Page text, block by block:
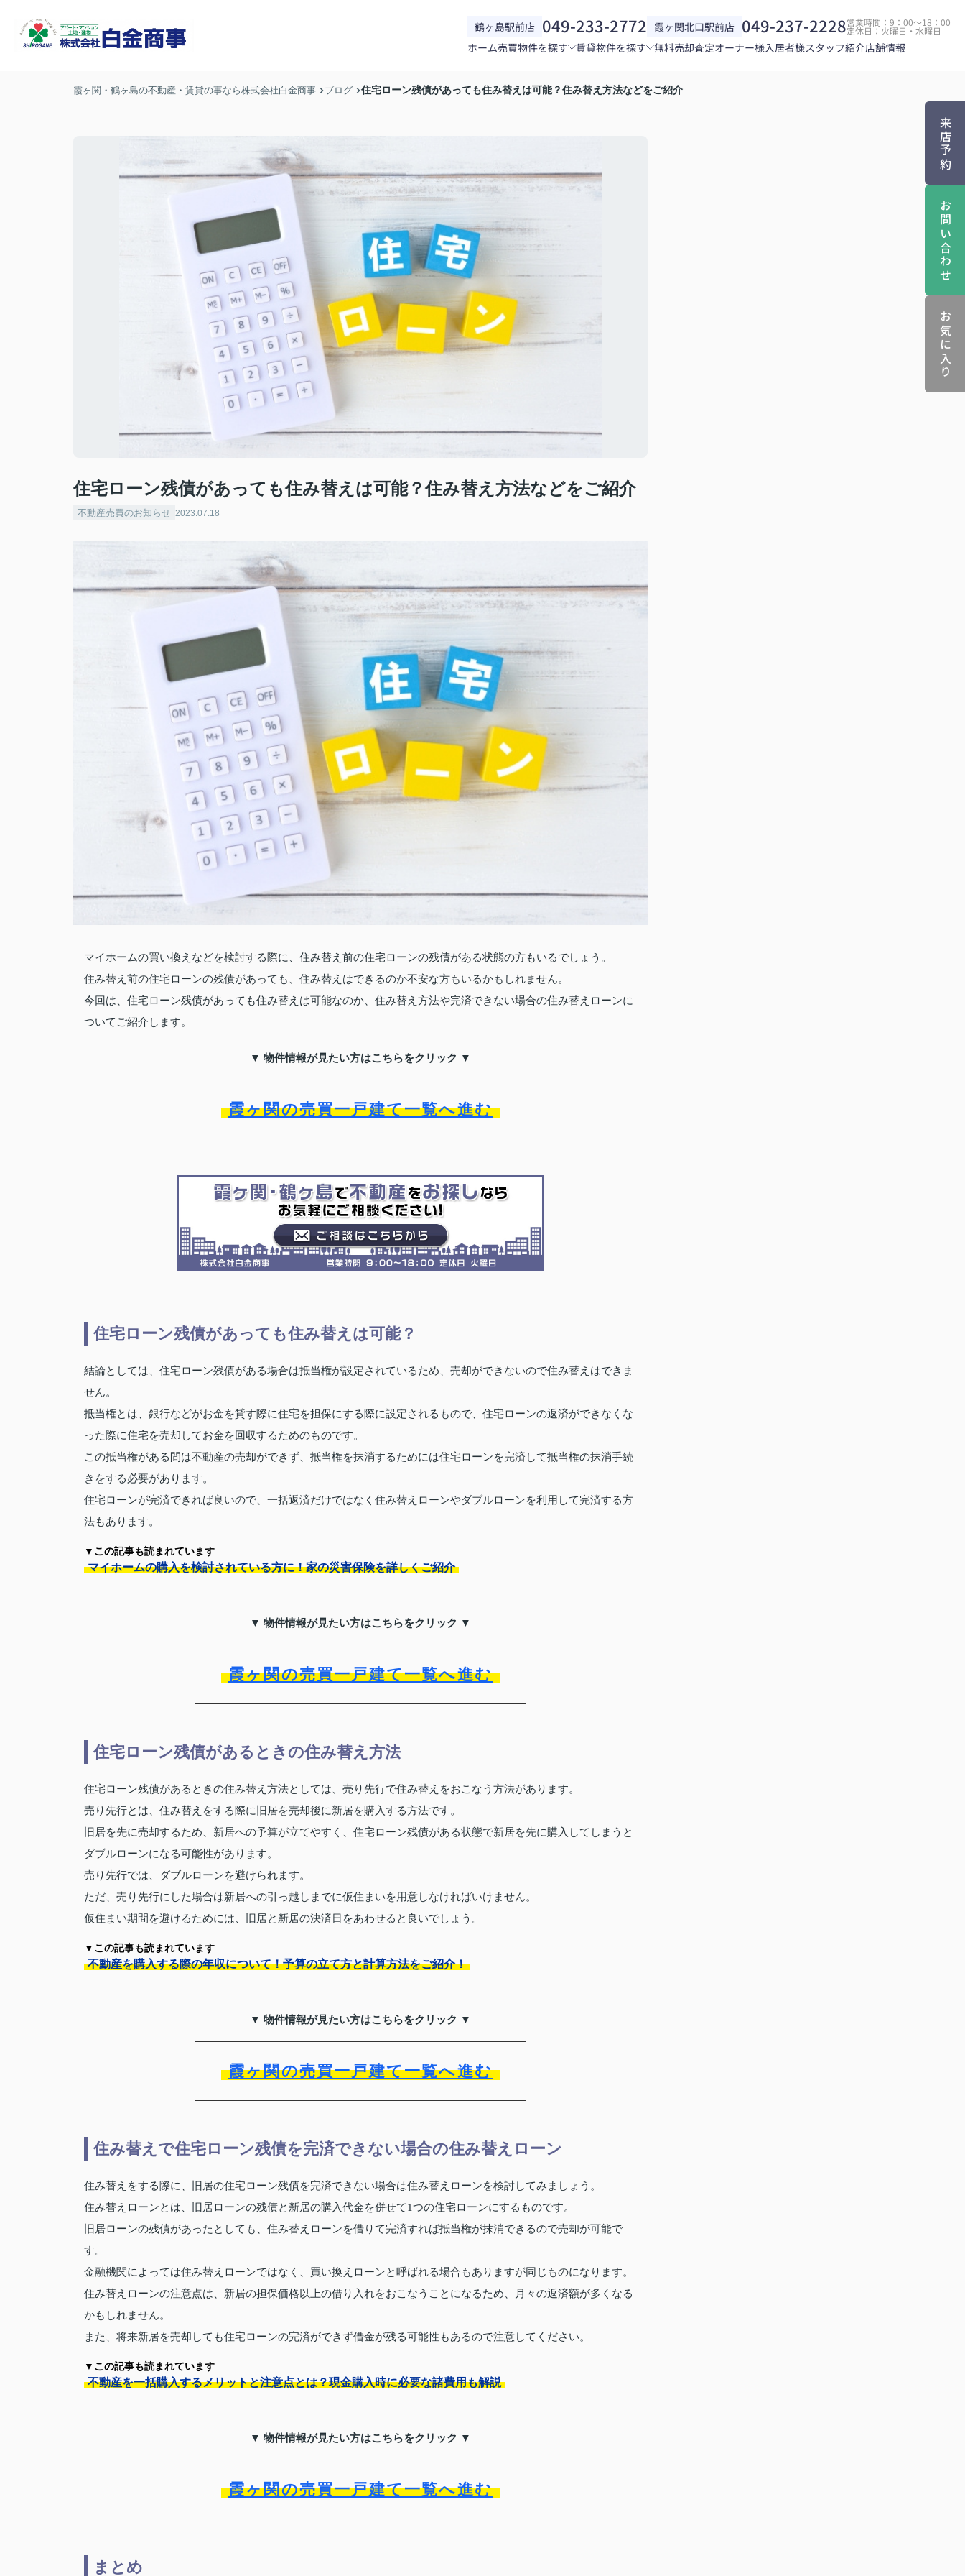
鶴ヶ島駅前店 049-233-2772 霞ヶ関北口駅前店 049-237-2228営業時間：9：00～18：00
定休日：火曜日・水曜日
ホーム売買物件を探す 賃貸物件を探す 無料売却査定オーナー様入居者様スタッフ紹介店舗情報
来店予約
お問い合わせ
お気に入り
霞ヶ関・鶴ヶ島の不動産・賃貸の事なら株式会社白金商事 ブログ 住宅ローン残債があっても住み替えは可能？住み替え方法などをご紹介
住宅ローン残債があっても住み替えは可能？住み替え方法などをご紹介
不動産売買のお知らせ 2023.07.18
マイホームの買い換えなどを検討する際に、住み替え前の住宅ローンの残債がある状態の方もいるでしょう。
住み替え前の住宅ローンの残債があっても、住み替えはできるのか不安な方もいるかもしれません。
今回は、住宅ローン残債があっても住み替えは可能なのか、住み替え方法や完済できない場合の住み替えローンに
ついてご紹介します。
▼ 物件情報が見たい方はこちらをクリック ▼
霞ヶ関の売買一戸建て一覧へ進む
住宅ローン残債があっても住み替えは可能？
結論としては、住宅ローン残債がある場合は抵当権が設定されているため、売却ができないので住み替えはできま
せん。
抵当権とは、銀行などがお金を貸す際に住宅を担保にする際に設定されるもので、住宅ローンの返済ができなくな
った際に住宅を売却してお金を回収するためのものです。
この抵当権がある間は不動産の売却ができず、抵当権を抹消するためには住宅ローンを完済して抵当権の抹消手続
きをする必要があります。
住宅ローンが完済できれば良いので、一括返済だけではなく住み替えローンやダブルローンを利用して完済する方
法もあります。
▼この記事も読まれています
マイホームの購入を検討されている方に！家の災害保険を詳しくご紹介
▼ 物件情報が見たい方はこちらをクリック ▼
霞ヶ関の売買一戸建て一覧へ進む
住宅ローン残債があるときの住み替え方法
住宅ローン残債があるときの住み替え方法としては、売り先行で住み替えをおこなう方法があります。
売り先行とは、住み替えをする際に旧居を売却後に新居を購入する方法です。
旧居を先に売却するため、新居への予算が立てやすく、住宅ローン残債がある状態で新居を先に購入してしまうと
ダブルローンになる可能性があります。
売り先行では、ダブルローンを避けられます。
ただ、売り先行にした場合は新居への引っ越しまでに仮住まいを用意しなければいけません。
仮住まい期間を避けるためには、旧居と新居の決済日をあわせると良いでしょう。
▼この記事も読まれています
不動産を購入する際の年収について！予算の立て方と計算方法をご紹介！
▼ 物件情報が見たい方はこちらをクリック ▼
霞ヶ関の売買一戸建て一覧へ進む
住み替えで住宅ローン残債を完済できない場合の住み替えローン
住み替えをする際に、旧居の住宅ローン残債を完済できない場合は住み替えローンを検討してみましょう。
住み替えローンとは、旧居ローンの残債と新居の購入代金を併せて1つの住宅ローンにするものです。
旧居ローンの残債があったとしても、住み替えローンを借りて完済すれば抵当権が抹消できるので売却が可能で
す。
金融機関によっては住み替えローンではなく、買い換えローンと呼ばれる場合もありますが同じものになります。
住み替えローンの注意点は、新居の担保価格以上の借り入れをおこなうことになるため、月々の返済額が多くなる
かもしれません。
また、将来新居を売却しても住宅ローンの完済ができず借金が残る可能性もあるので注意してください。
▼この記事も読まれています
不動産を一括購入するメリットと注意点とは？現金購入時に必要な諸費用も解説
▼ 物件情報が見たい方はこちらをクリック ▼
霞ヶ関の売買一戸建て一覧へ進む
まとめ